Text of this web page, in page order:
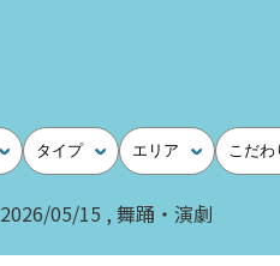
タイプ エリア こだ
2026/05/15 舞踊・演劇